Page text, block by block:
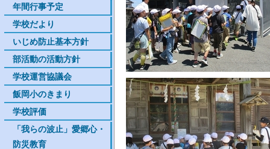
年間行事予定
学校だより
いじめ防止基本方針
部活動の活動方針
学校運営協議会
飯岡小のきまり
学校評価
「我らの波止」愛郷心・
防災教育